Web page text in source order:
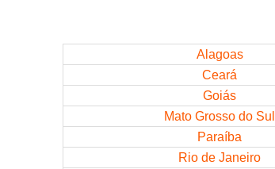
Alagoas
Ceará
Goiás
Mato Grosso do Sul
Paraíba
Rio de Janeiro